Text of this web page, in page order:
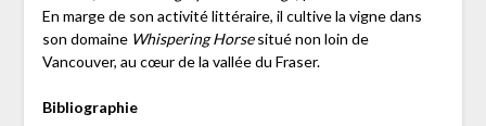
En marge de son activité littéraire, il cultive la vigne dans
son domaine Whispering Horsesitué non loin de
Vancouver, au cœur de la vallée du Fraser.
Bibliographie